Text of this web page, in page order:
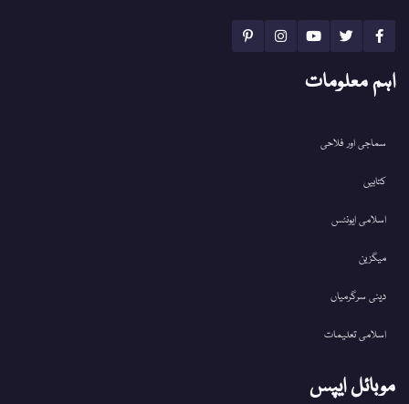
اہم معلومات
سماجی اور فلاحی
کتابیں
اسلامی ایونٹس
میگزین
دینی سرگرمیاں
اسلامی تعلیمات
موبائل ایپس